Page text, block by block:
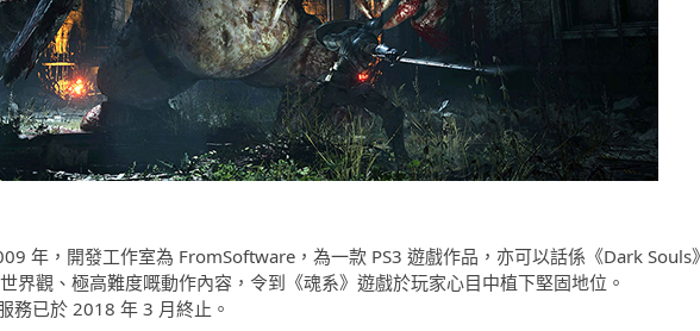
年，開發工作室為 FromSoftware，為一款 PS3 遊戲作品，亦可以話係《Dark Souls
界觀、極高難度嘅動作內容，令到《魂系》遊戲於玩家心目中植下堅固地位。
務已於 2018 年 3 月終止。